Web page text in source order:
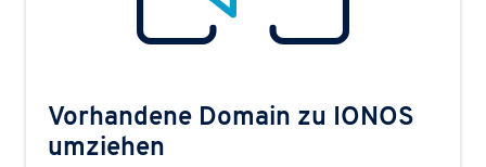
Vorhandene Domain zu IONOS
umziehen